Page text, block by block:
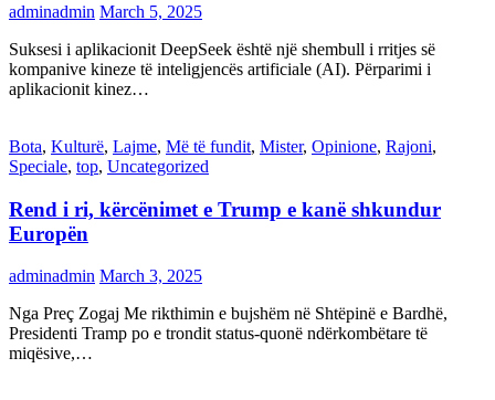
adminadmin March 5, 2025
Suksesi i aplikacionit DeepSeek është një shembull i rritjes së
kompanive kineze të inteligjencës artificiale (AI). Përparimi i
aplikacionit kinez…
Bota, Kulturë, Lajme, Më të fundit, Mister, Opinione, Rajoni,
Speciale, top, Uncategorized
Rend i ri, kërcënimet e Trump e kanë shkundur
Europën
adminadmin March 3, 2025
Nga Preç Zogaj Me rikthimin e bujshëm në Shtëpinë e Bardhë,
Presidenti Tramp po e trondit status-quonë ndërkombëtare të
miqësive,…